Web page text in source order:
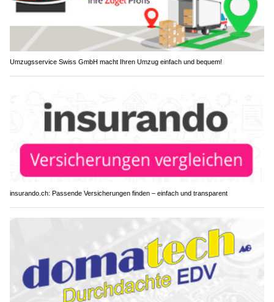
Umzugsservice Swiss GmbH macht Ihren Umzug einfach und bequem!
insurando.ch: Passende Versicherungen finden – einfach und transparent